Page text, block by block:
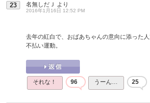
23 名無しだＪ より
2016年1月16日 12:52 PM
去年の紅白で、おばあちゃんの意向に添った
不払い運動。
それな！ 96 うーん… 25